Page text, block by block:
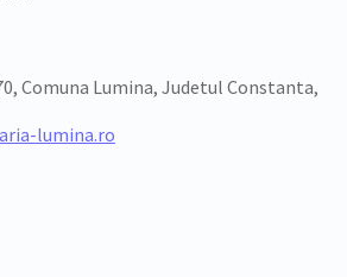
Comuna Lumina, Judetul Constanta,
lumina.ro